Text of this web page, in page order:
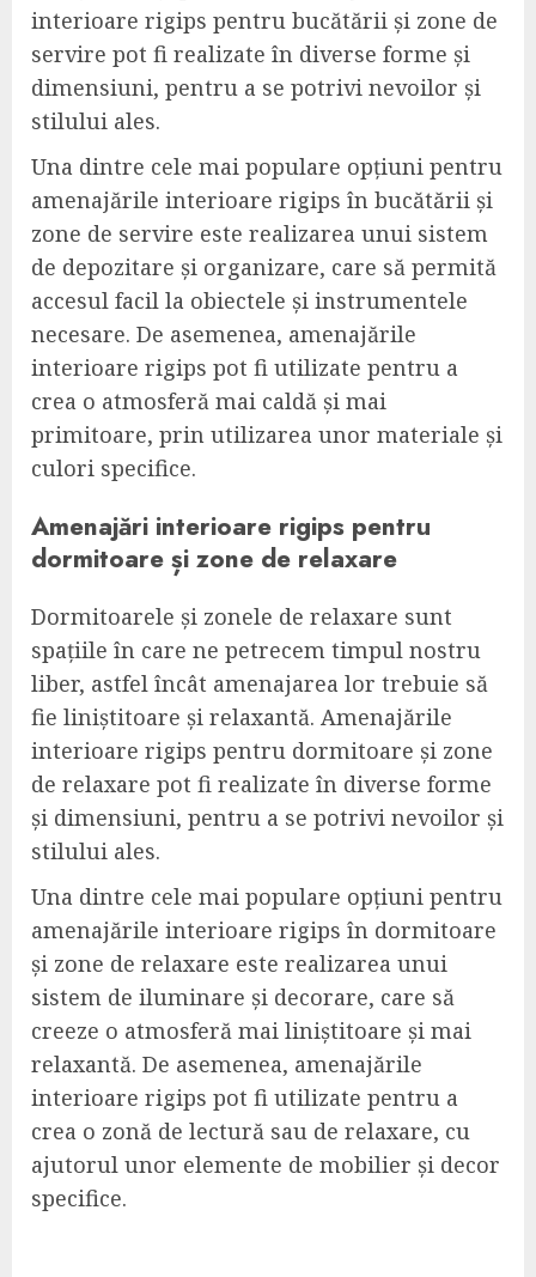
interioare rigips pentru bucătării și zone de
servire pot fi realizate în diverse forme și
dimensiuni, pentru a se potrivi nevoilor și
stilului ales.
Una dintre cele mai populare opțiuni pentru
amenajările interioare rigips în bucătării și
zone de servire este realizarea unui sistem
de depozitare și organizare, care să permită
accesul facil la obiectele și instrumentele
necesare. De asemenea, amenajările
interioare rigips pot fi utilizate pentru a
crea o atmosferă mai caldă și mai
primitoare, prin utilizarea unor materiale și
culori specifice.
Amenajări interioare rigips pentru
dormitoare și zone de relaxare
Dormitoarele și zonele de relaxare sunt
spațiile în care ne petrecem timpul nostru
liber, astfel încât amenajarea lor trebuie să
fie liniștitoare și relaxantă. Amenajările
interioare rigips pentru dormitoare și zone
de relaxare pot fi realizate în diverse forme
și dimensiuni, pentru a se potrivi nevoilor și
stilului ales.
Una dintre cele mai populare opțiuni pentru
amenajările interioare rigips în dormitoare
și zone de relaxare este realizarea unui
sistem de iluminare și decorare, care să
creeze o atmosferă mai liniștitoare și mai
relaxantă. De asemenea, amenajările
interioare rigips pot fi utilizate pentru a
crea o zonă de lectură sau de relaxare, cu
ajutorul unor elemente de mobilier și decor
specifice.